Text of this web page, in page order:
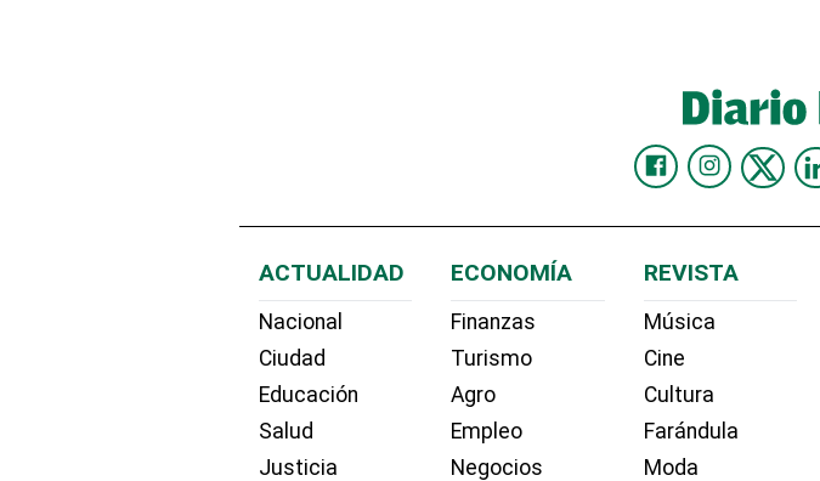
ACTUALIDAD
Nacional
Ciudad
Educación
Salud
Justicia
ECONOMÍA
Finanzas
Turismo
Agro
Empleo
Negocios
REVISTA
Música
Cine
Cultura
Farándula
Moda